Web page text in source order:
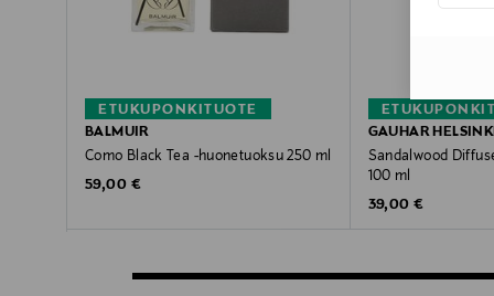
ETUKUPONKITUOTE
BALMUIR
Como Black Tea -huonetuoksu 250 ml
Original Price
59,00 €
GAUHAR
Sandalwood
100 ml
Original Price
39,00 €